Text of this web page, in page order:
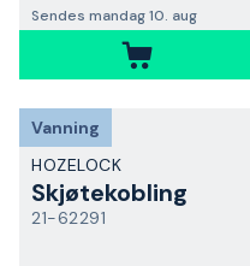
Sendes mandag 10. aug
Vanning
HOZELOCK
Skjøtekobling
21-62291